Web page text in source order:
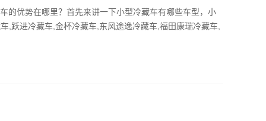
优势在哪里？首先来讲一下小型冷藏车有哪些车型，小
,跃进冷藏车,金杯冷藏车,东风途逸冷藏车,福田康瑞冷藏车,